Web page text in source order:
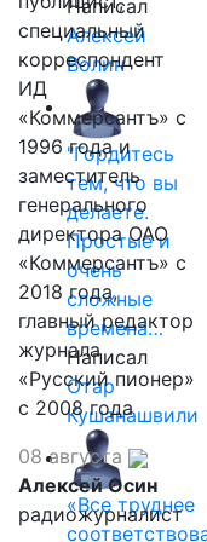
Написал
Алексей
Волин
"Гордитесь
тем, что вы
делаете.
Простые и
очень
сложные
времена…
Написал
Отар
Кушанашвили
«Все труднее
специальный
корреспондент
ИД
«Коммерсантъ» с
1996 года и
заместитель
генерального
директора ОАО
«Коммерсантъ» с
2018 года,
главный редактор
журнала
«Русский пионер»
с 2008 года
08 августа
Алексей Осин
радиожурналист